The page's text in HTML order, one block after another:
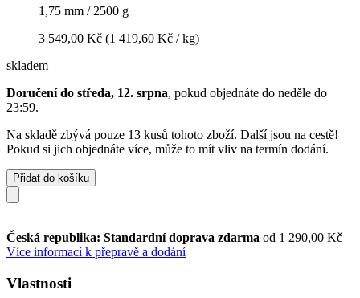
1,75 mm / 2500 g
3 549,00 Kč (1 419,60 Kč / kg)
skladem
Doručení do středa, 12. srpna, pokud objednáte do neděle do
23:59.
Na skladě zbývá pouze 13 kusů tohoto zboží. Další jsou na cestě!
Pokud si jich objednáte více, může to mít vliv na termín dodání.
Přidat do košíku
Česká republika: Standardní doprava zdarma od 1 290,00 Kč
Více informací k přepravě a dodání
Vlastnosti